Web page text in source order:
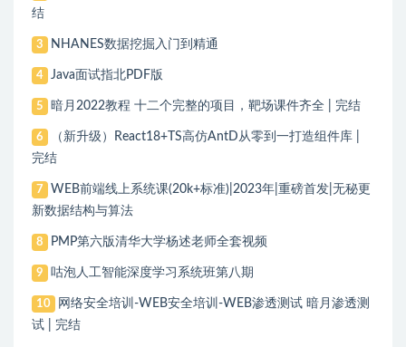
结
3 NHANES数据挖掘入门到精通
4 Java面试指北PDF版
5 暗月2022教程 十二个完整的项目，靶场课件齐全 | 完结
6
（新升级）React18+TS高仿AntD从零到一打造组件库 |
完结
7
WEB前端线上系统课(20k+标准)|2023年|重磅首发|无秘更
新数据结构与算法
8 PMP第六版清华大学杨述老师全套视频
9 咕泡人工智能深度学习系统班第八期
10
网络安全培训-WEB安全培训-WEB渗透测试 暗月渗透测
试 | 完结